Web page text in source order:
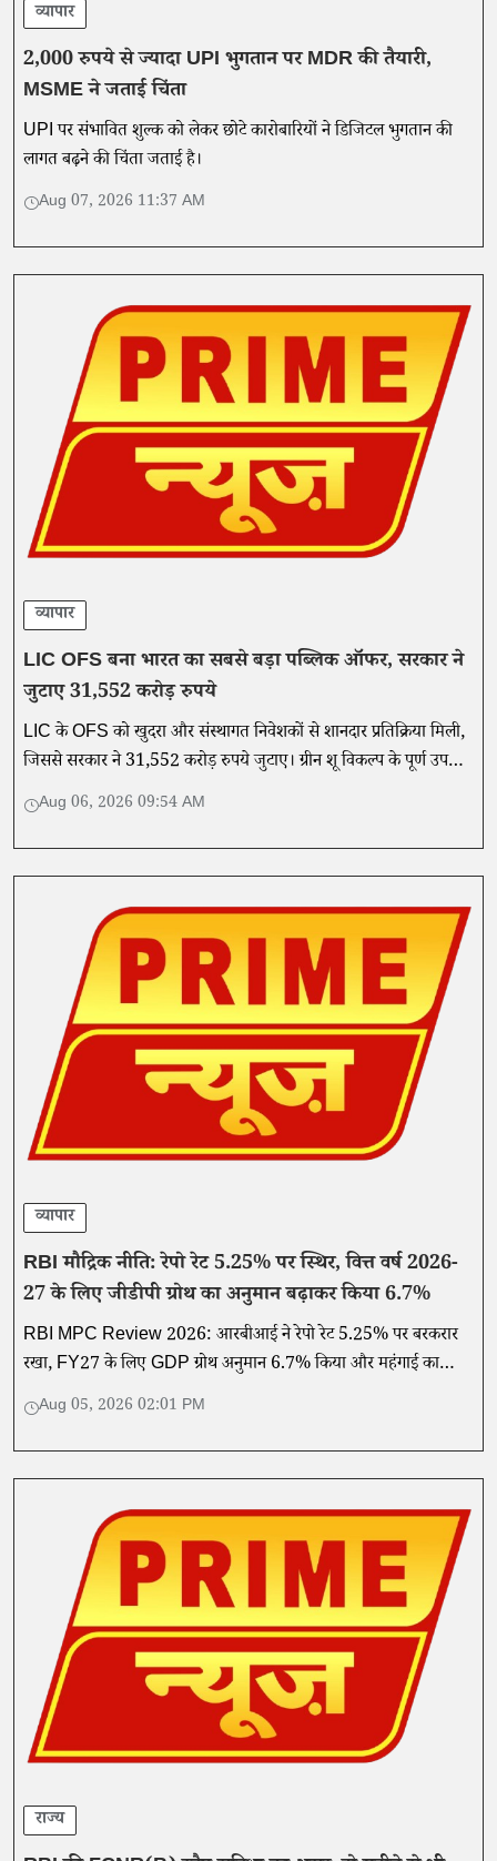
व्यापार
2,000 रुपये से ज्यादा UPI भुगतान पर MDR की तैयारी,
MSME ने जताई चिंता
UPI पर संभावित शुल्क को लेकर छोटे कारोबारियों ने डिजिटल भुगतान की
लागत बढ़ने की चिंता जताई है।
Aug 07, 2026 11:37 AM
व्यापार
LIC OFS बना भारत का सबसे बड़ा पब्लिक ऑफर, सरकार ने
जुटाए 31,552 करोड़ रुपये
LIC के OFS को खुदरा और संस्थागत निवेशकों से शानदार प्रतिक्रिया मिली,
जिससे सरकार ने 31,552 करोड़ रुपये जुटाए। ग्रीन शू विकल्प के पूर्ण उपयोग
के साथ LIC में सार्वजनिक हिस्सेदारी 10 प्रतिशत हो गई।
Aug 06, 2026 09:54 AM
व्यापार
RBI मौद्रिक नीति: रेपो रेट 5.25% पर स्थिर, वित्त वर्ष 2026-
27 के लिए जीडीपी ग्रोथ का अनुमान बढ़ाकर किया 6.7%
RBI MPC Review 2026: आरबीआई ने रेपो रेट 5.25% पर बरकरार
रखा, FY27 के लिए GDP ग्रोथ अनुमान 6.7% किया और महंगाई का
अनुमान घटाया। जानिए EMI, निवेश और अर्थव्यवस्था पर इसका असर।
Aug 05, 2026 02:01 PM
राज्य